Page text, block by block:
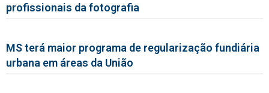
profissionais da fotografia
MS terá maior programa de regularização fundiária
urbana em áreas da União